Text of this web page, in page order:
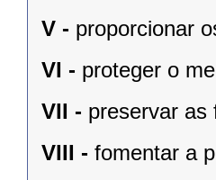
V - proporcionar
VI - proteger o
VII - preservar as
VIII - fomentar a